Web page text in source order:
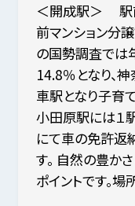
＜開成駅＞ 駅
前マンション分
の国勢調査では
14.8％となり、
車駅となり子育
小田原駅には１
にて車の免許返
す。 自然の豊か
ポイントです。場